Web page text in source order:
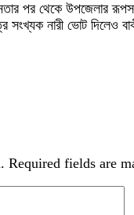
পর থেকে উপজেলার
সংখ্যক নারী ভোট দিলেও
Required fields are